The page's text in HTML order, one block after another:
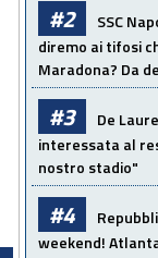
#2
SSC
diremo ai tifosi
Maradona? Da
#3
De
interessata al
nostro stadio"
#4
weekend!